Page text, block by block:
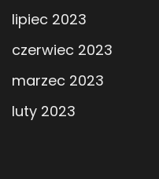
lipiec 2023
czerwiec 2023
marzec 2023
luty 2023